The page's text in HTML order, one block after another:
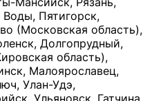
Пятигорск,
(Московская область),
Долгопрудный,
область),
Малоярославец,
Улан-Удэ,
Ульяновск, Гатчина,